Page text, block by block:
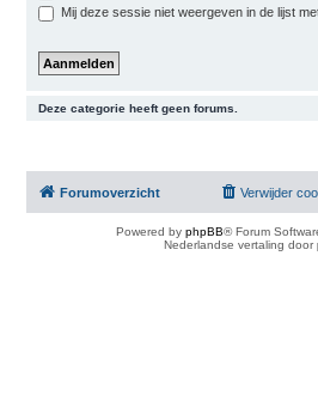
Mij deze sessie niet weergeven in de lijst
Deze categorie heeft geen forums.
Forumoverzicht Verwijder
Powered by phpBB® Forum
Nederlandse vertaling door